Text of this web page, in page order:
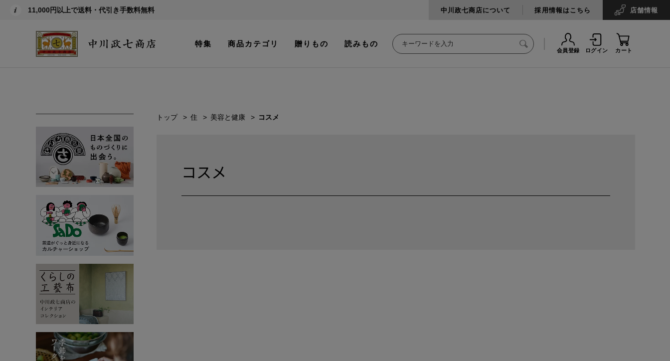
11,000円以上で送料・代引き手数料無料 中川政七商店について 採用情報はこちら 店舗情報
特集 商品カテゴリ 贈りもの 読みもの
会員登録 ログイン カート
トップ 住 美容と健康 コスメ
コスメ